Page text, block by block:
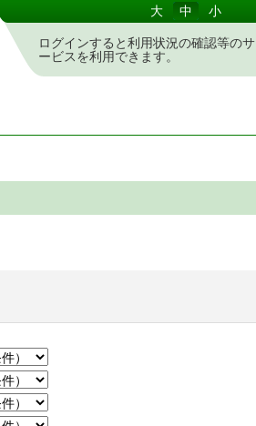
大 中 小
ログインすると利用状況の確認等のサ
ービスを利用できます。